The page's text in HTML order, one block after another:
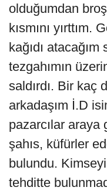
olduğumdan
kısmını yırttım.
kağıdı
tezgahımın
saldırdı. Bir kaç
arkadaşım İ.D
pazarcılar araya
şahıs, küfürler
bulundu.
tehditte